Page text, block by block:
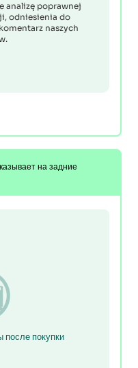
analizę poprawnej
odniesienia do
naszych
на задние
покупки